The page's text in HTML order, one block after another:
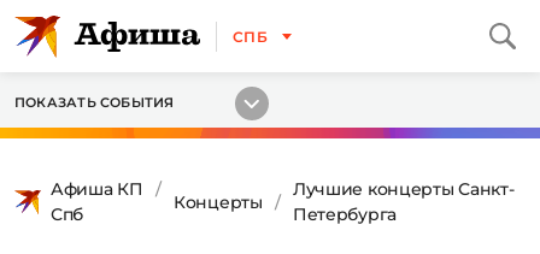
СПБ
ПОКАЗАТЬ СОБЫТИЯ
Афиша КП
Спб
Концерты
Лучшие концерты Санкт-
Петербурга